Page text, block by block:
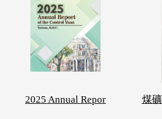
2025 Annual Repor
煤